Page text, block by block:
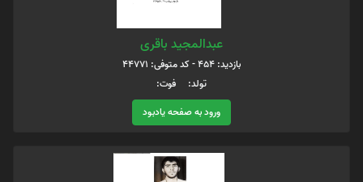
عبدالمجید باقری
بازدید: 454 - کد متوفی: 44771
تولد: فوت:
ورود به صفحه یادبود